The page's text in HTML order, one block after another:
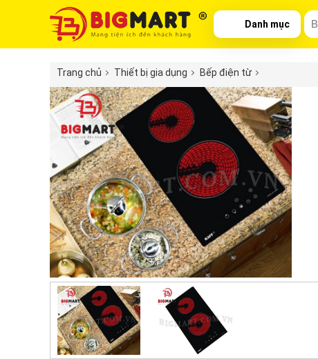
Danh mục
Trang chủ Thiết bị gia dụng Bếp điện từ